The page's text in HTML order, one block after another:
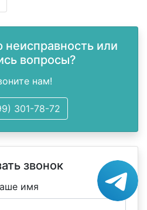
или
вопросы?
нам!
301-78-72
звонок
имя